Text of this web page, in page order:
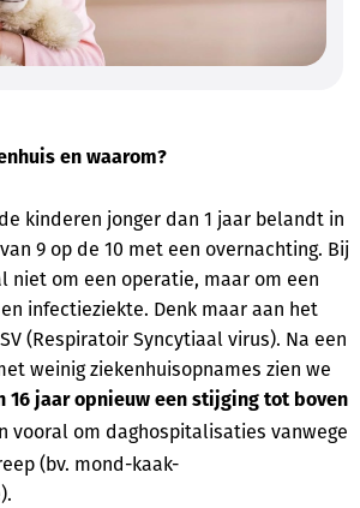
en waarom?
kinderen jonger dan 1 jaar belandt in
9 op de 10 met een overnachting. Bij
niet om een operatie, maar om een
infectieziekte. Denk maar aan het
(Respiratoir Syncytiaal virus). Na een
weinig ziekenhuisopnames zien we
16 jaar opnieuw een stijging tot boven
vooral om daghospitalisaties vanwege
(bv. mond-kaak-